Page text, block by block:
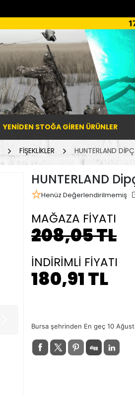
YENIDEN STOĞA GIREN ÜRÜNLER
FİŞEKLİKLER HUNTERLAND
HUNTERLAND
Henüz Değerlendirilmemiş
MAĞAZA FİYATI
208,05 TL
İNDİRİMLİ FİYATI
180,91 TL
Bursa şehrinden En geç 10